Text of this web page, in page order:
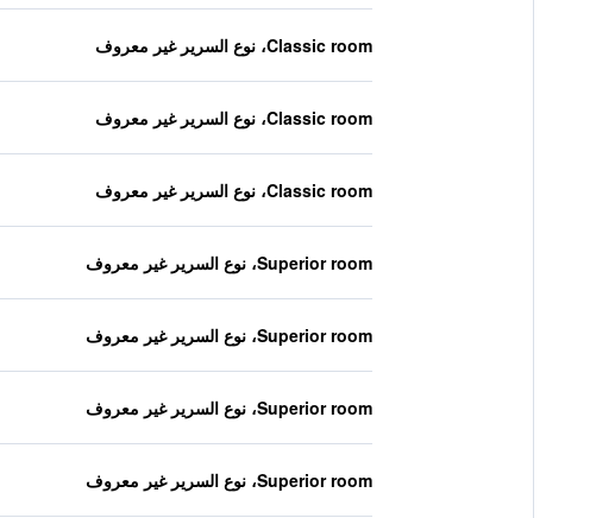
Classic room، نوع السرير غير معروف
Classic room، نوع السرير غير معروف
Classic room، نوع السرير غير معروف
Superior room، نوع السرير غير معروف
Superior room، نوع السرير غير معروف
Superior room، نوع السرير غير معروف
Superior room، نوع السرير غير معروف